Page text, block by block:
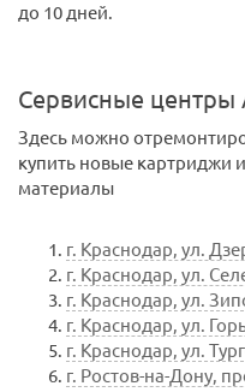
до 10 дней.
Сервисные центры
Здесь можно
купить новые картриджи
материалы
г. Краснодар, ул.
г. Краснодар, ул.
г. Краснодар, ул.
г. Краснодар, ул.
г. Краснодар, ул.
г. Ростов-на-Дону,